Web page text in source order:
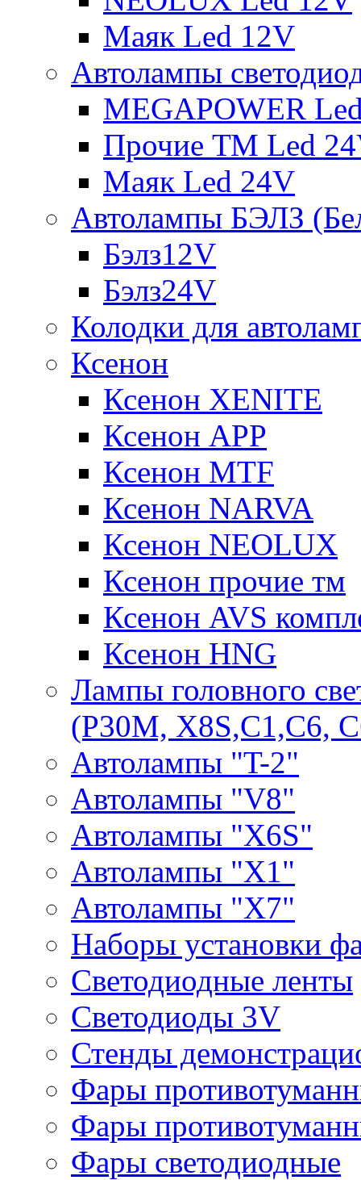
Маяк Led 12V
Автолампы
MEGAPOWER
Прочие ТМ Led
Маяк Led 24V
Автолампы БЭЛЗ
Бэлз12V
Бэлз24V
Колодки для
Ксенон
Ксенон XENITE
Ксенон APP
Ксенон MTF
Ксенон NARVA
Ксенон NEOLUX
Ксенон прочие тм
Ксенон AVS
Ксенон HNG
Лампы головного
(P30M, X8S,С1,С6,
Автолампы "T-2"
Автолампы "V8"
Автолампы "X6S"
Автолампы "Х1"
Автолампы "Х7"
Наборы установки
Светодиодные ленты
Светодиоды 3V
Стенды
Фары
Фары
Фары светодиодные